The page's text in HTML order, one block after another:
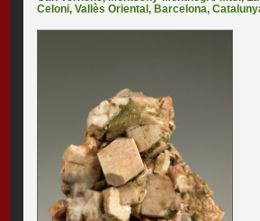
Celoni,Vallès Oriental,Barcelona,